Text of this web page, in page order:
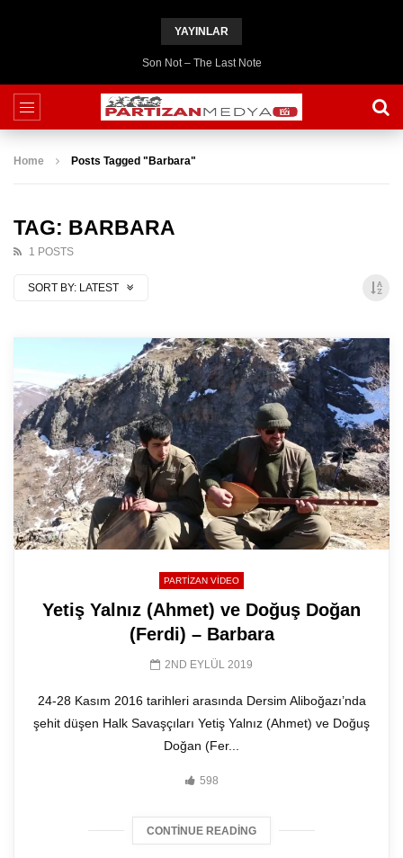
YAYINLAR
Son Not – The Last Note
Home Posts Tagged "Barbara"
TAG: BARBARA
1 POSTS
SORT BY: LATEST
PARTIZAN VIDEO
Yetiş Yalnız (Ahmet) ve Doğuş Doğan
(Ferdi) – Barbara
2ND EYLÜL 2019
24-28 Kasım 2016 tarihleri arasında Dersim Aliboğazı’nda
şehit düşen Halk Savaşçıları Yetiş Yalnız (Ahmet) ve Doğuş
Doğan (Fer...
598
CONTINUE READING